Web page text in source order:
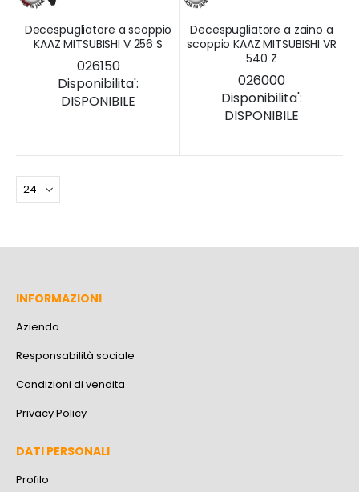
Decespugliatore a scoppio
KAAZ MITSUBISHI V 256 S
026150
Disponibilita':
DISPONIBILE
Decespugliatore a zaino a
scoppio KAAZ MITSUBISHI VR
540 Z
026000
Disponibilita':
DISPONIBILE
INFORMAZIONI
Azienda
Responsabilità sociale
Condizioni di vendita
Privacy Policy
DATI PERSONALI
Profilo